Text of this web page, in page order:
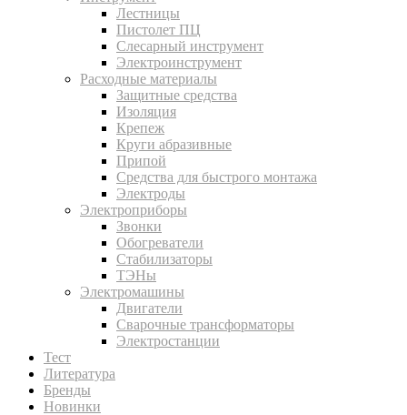
Лестницы
Пистолет ПЦ
Слесарный инструмент
Электроинструмент
Расходные материалы
Защитные средства
Изоляция
Крепеж
Круги абразивные
Припой
Средства для быстрого монтажа
Электроды
Электроприборы
Звонки
Обогреватели
Стабилизаторы
ТЭНы
Электромашины
Двигатели
Сварочные трансформаторы
Электростанции
Тест
Литература
Бренды
Новинки